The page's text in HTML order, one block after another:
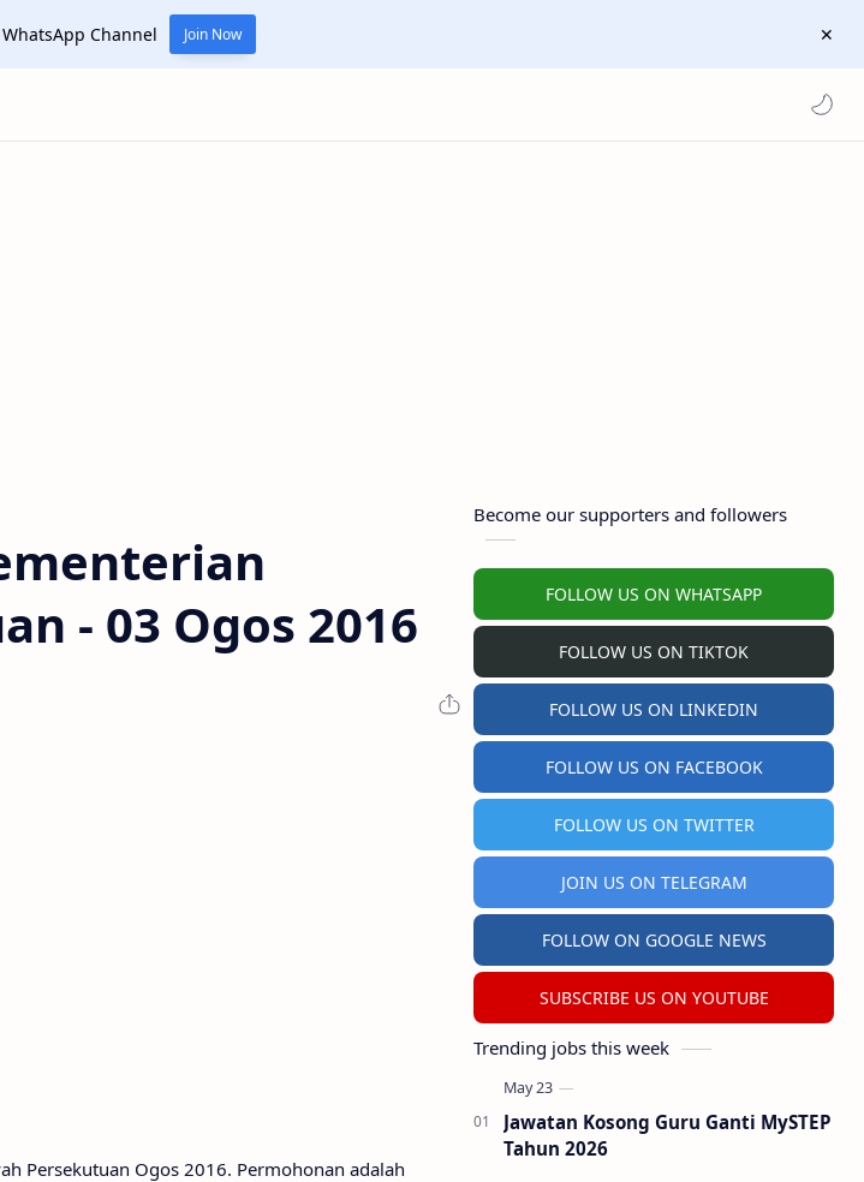
Channel Join Now
- 03 Ogos 2016
Persekutuan Ogos 2016. Permohonan adalah
Become our supporters and followers
FOLLOW US ON WHATSAPP
FOLLOW US ON TIKTOK
FOLLOW US ON LINKEDIN
FOLLOW US ON FACEBOOK
FOLLOW US ON TWITTER
JOIN US ON TELEGRAM
FOLLOW ON GOOGLE NEWS
SUBSCRIBE US ON YOUTUBE
Trending jobs this week
Jawatan Kosong Guru Ganti MySTEP
Tahun 2026